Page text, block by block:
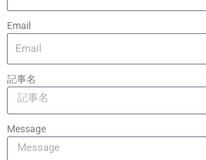
Email
記事名
Message